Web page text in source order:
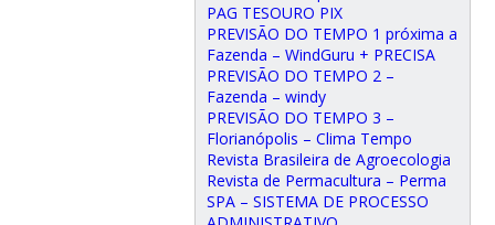
PAG TESOURO PIX
PREVISÃO DO TEMPO 1 próxima a
Fazenda – WindGuru + PRECISA
PREVISÃO DO TEMPO 2 –
Fazenda – windy
PREVISÃO DO TEMPO 3 –
Florianópolis – Clima Tempo
Revista Brasileira de Agroecologia
Revista de Permacultura – Perma
SPA – SISTEMA DE PROCESSO